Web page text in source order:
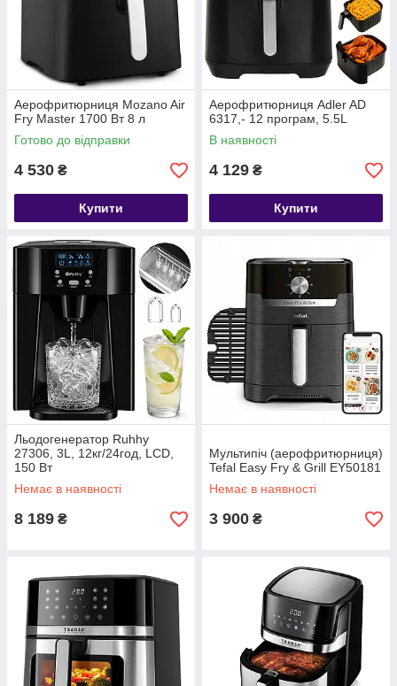
Аерофритюрниця Mozano Air
Fry Master 1700 Вт 8 л
Готово до відправки
4 530 ₴
Купити
Аерофритюрниця Adler AD
6317,- 12 програм, 5.5L
В наявності
4 129 ₴
Купити
Льодогенератор Ruhhy
27306, 3L, 12кг/24год, LCD,
150 Вт
Немає в наявності
8 189 ₴
Мультипіч (аерофритюрниця)
Tefal Easy Fry & Grill EY50181
Немає в наявності
3 900 ₴